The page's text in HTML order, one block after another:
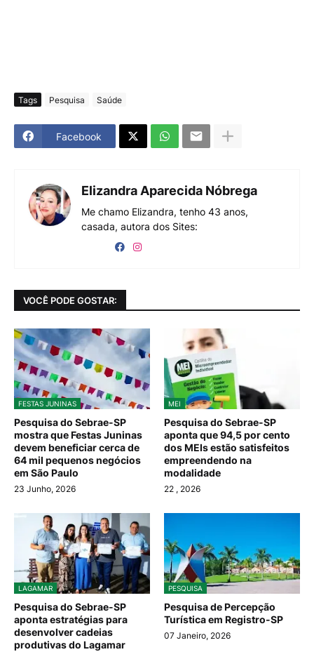
Tags Pesquisa Saúde
Facebook
Elizandra Aparecida Nóbrega
Me chamo Elizandra, tenho 43 anos,
casada, autora dos Sites:
VOCÊ PODE GOSTAR:
FESTAS JUNINAS
Pesquisa do Sebrae-SP
mostra que Festas Juninas
devem beneficiar cerca de
64 mil pequenos negócios
em São Paulo
23 Junho, 2026
MEI
Pesquisa do Sebrae-SP
aponta que 94,5 por cento
dos MEIs estão satisfeitos
empreendendo na
modalidade
22 , 2026
LAGAMAR
Pesquisa do Sebrae-SP
aponta estratégias para
desenvolver cadeias
produtivas do Lagamar
PESQUISA
Pesquisa de Percepção
Turística em Registro-SP
07 Janeiro, 2026